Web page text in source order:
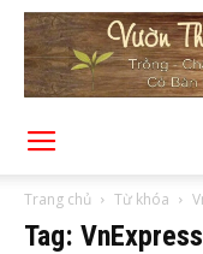
Trang chủ Từ khóa
Tag: